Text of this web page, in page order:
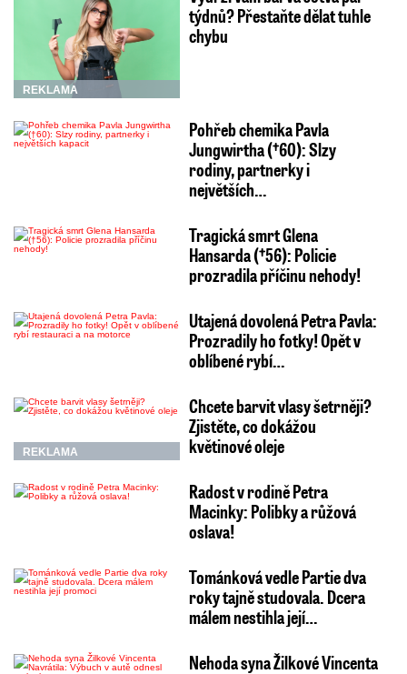
REKLAMA
týdnů? Přestaňte dělat tuhle
chybu
Pohřeb chemika Pavla
Jungwirtha (†60): Slzy
rodiny, partnerky i
největších…
Tragická smrt Glena
Hansarda (†56): Policie
prozradila příčinu nehody!
Utajená dovolená Petra Pavla:
Prozradily ho fotky! Opět v
oblíbené rybí…
REKLAMA
Chcete barvit vlasy šetrněji?
Zjistěte, co dokážou
květinové oleje
Radost v rodině Petra
Macinky: Polibky a růžová
oslava!
Tománková vedle Partie dva
roky tajně studovala. Dcera
málem nestihla její…
Nehoda syna Žilkové Vincenta